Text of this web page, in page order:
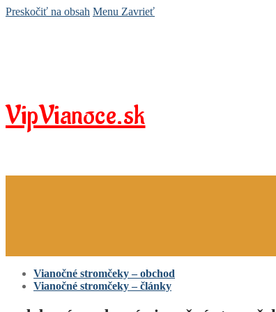
Preskočiť na obsah Menu Zavrieť
VipVianoce.sk
Vianočné stromčeky – obchod
Vianočné stromčeky – články